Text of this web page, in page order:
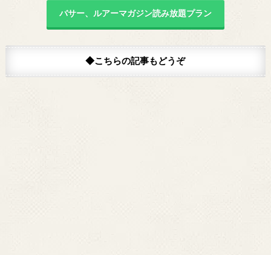
バサー、ルアーマガジン読み放題プラン
◆こちらの記事もどうぞ